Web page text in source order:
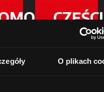
O plikach
CZĘŚCI